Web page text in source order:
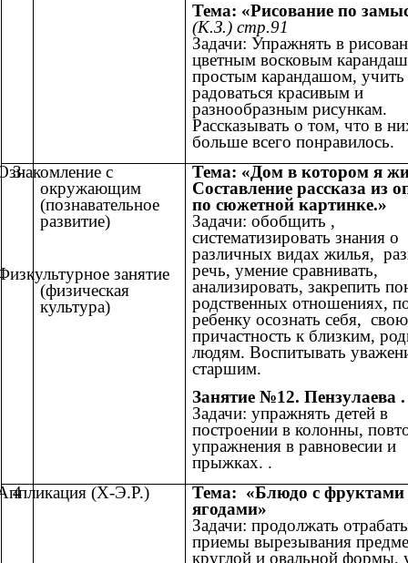
Тема: «Рисование по
(К.З.) стр.91
Задачи: Упражнять в
цветным восковым
простым карандашом, учить
радоваться красивым и
разнообразным рисункам.
Рассказывать о том, что в
больше всего понравилось.
3
с
окружающим
(познавательное
развитие)
занятие
(физическая
культура)
Тема: «Дом в котором я
Составление рассказа из
по сюжетной картинке.»
Задачи: обобщить ,
систематизировать знания о
различных видах жилья,
речь, умение сравнивать,
анализировать, закрепить
родственных отношениях,
ребенку осознать себя, свою
причастность к близким,
людям. Воспитывать
старшим.
Занятие №12. Пензулаева .
Задачи: упражнять детей в
построении в колонны,
упражнения в равновесии и
прыжках. .
4
(Х-Э.Р.)
Тема: «Блюдо с фруктами
ягодами»
Задачи: продолжать
приемы вырезывания
круглой и овальной формы,